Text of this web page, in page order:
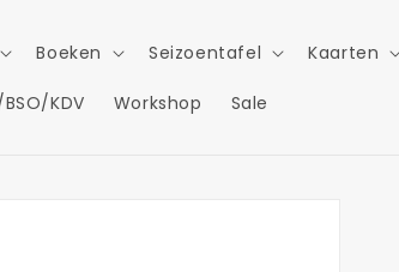
Boeken Seizoentafel Kaarten
KDV Workshop Sale